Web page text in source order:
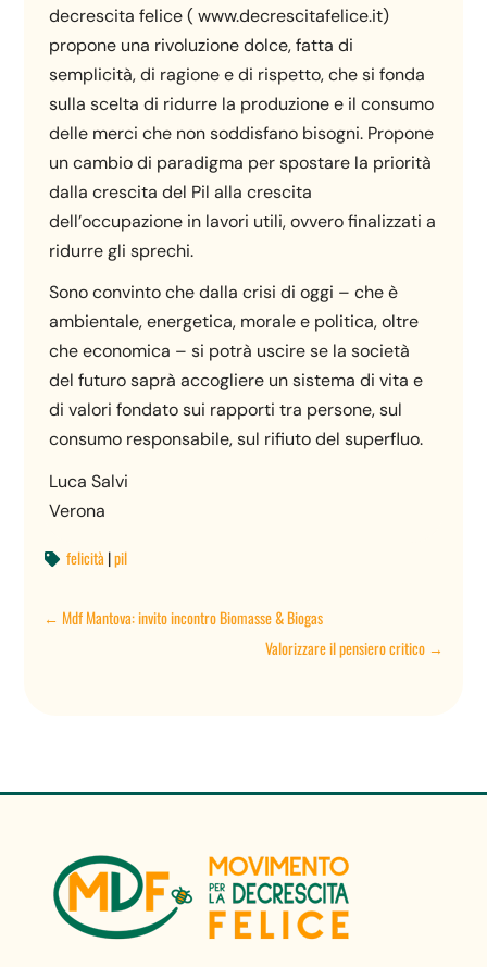
decrescita felice ( www.decrescitafelice.it)
propone una rivoluzione dolce, fatta di
semplicità, di ragione e di rispetto, che si fonda
sulla scelta di ridurre la produzione e il consumo
delle merci che non soddisfano bisogni. Propone
un cambio di paradigma per spostare la priorità
dalla crescita del Pil alla crescita
dell’occupazione in lavori utili, ovvero finalizzati a
ridurre gli sprechi.
Sono convinto che dalla crisi di oggi – che è
ambientale, energetica, morale e politica, oltre
che economica – si potrà uscire se la società
del futuro saprà accogliere un sistema di vita e
di valori fondato sui rapporti tra persone, sul
consumo responsabile, sul rifiuto del superfluo.
Luca Salvi
Verona
 felicità |pil
←Mdf Mantova: invito incontro Biomasse & Biogas
Valorizzare il pensiero critico→